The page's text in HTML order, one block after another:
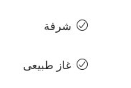
شرفة
غاز طبيعى